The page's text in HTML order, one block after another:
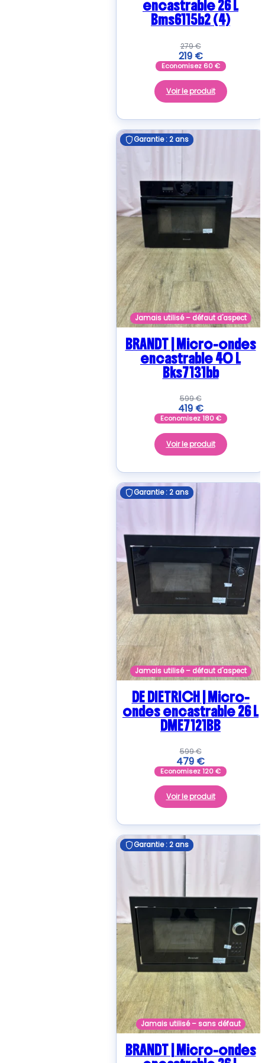
encastrable 26 L
Bms6115b2 (4)
279€
219 €
Economisez 60€
Voir le produit
Garantie : 2 ans
Jamais utilisé – défaut d'aspect
Garantie : 2 ans
BRANDT | Micro-ondes
encastrable 40 L
Bks7131bb
599€
419 €
Economisez180€
Voir le produit
Garantie : 2 ans
Jamais utilisé – défaut d'aspect
Garantie : 2 ans
DE DIETRICH | Micro-
ondes encastrable 26 L
DME7121BB
599€
479 €
Economisez120€
Voir le produit
Garantie : 2 ans
Jamais utilisé – sans défaut
Garantie : 2 ans
BRANDT | Micro-ondes